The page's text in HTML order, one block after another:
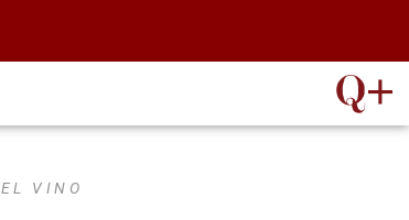
VINO